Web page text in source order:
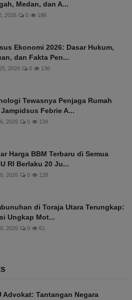
Medan, dan A...
2026 0 186
Ekonomi 2026: Dasar Hukum,
dan Fakta Pen...
2026 0 136
Tewasnya Penjaga Rumah
Jampidsus Febrie A...
2026 0 134
Harga BBM Terbaru di Semua
RI Berlaku 20 Ju...
2026 0 128
di Toraja Utara Terungkap:
Ungkap Mot...
2026 0 61
Advokat: Tantangan Negara